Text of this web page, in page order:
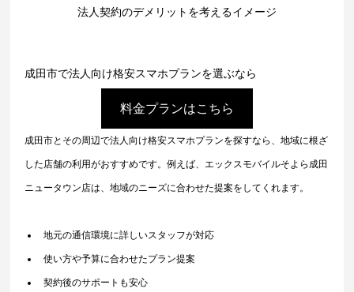
法人契約のデメリットを考えるイメージ
成田市で法人向け格安スマホプランを選ぶなら
料金プランはこちら
成田市とその周辺で法人向け格安スマホプランを探すなら、地域に根ざ
した店舗の利用がおすすめです。例えば、エックスモバイルそよら成田
ニュータウン店は、地域のニーズに合わせた提案をしてくれます。
地元の通信環境に詳しいスタッフが対応
使い方や予算に合わせたプラン提案
契約後のサポートも安心